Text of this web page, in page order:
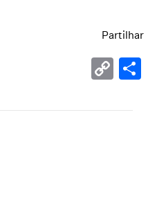
Partilhar